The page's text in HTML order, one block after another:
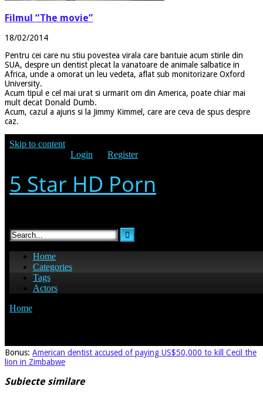
Filmul “The movie”
18/02/2014
Pentru cei care nu stiu povestea virala care bantuie acum stirile din
SUA, despre un dentist plecat la vanatoare de animale salbatice in
Africa, unde a omorat un leu vedeta, aflat sub monitorizare Oxford
University.
Acum tipul e cel mai urat si urmarit om din America, poate chiar mai
mult decat Donald Dumb.
Acum, cazul a ajuns si la Jimmy Kimmel, care are ceva de spus despre
caz.
Bonus: American dentist accused of paying US$50,000 to kill Cecil the
lion in Zimbabwe
Subiecte similare